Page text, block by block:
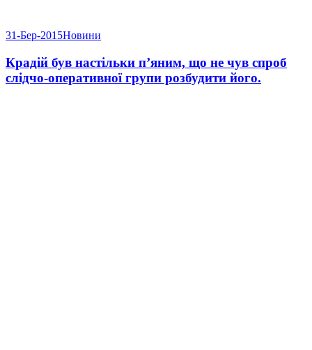
31-Бер-2015Новини
Крадій був настільки п’яним, що не чув спроб
слідчо-оперативної групи розбудити його.